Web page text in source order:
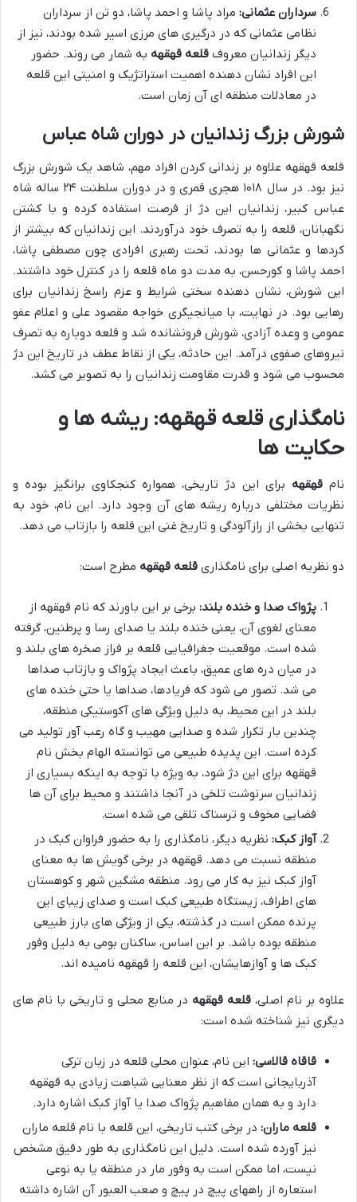
سرداران عثمانی: مراد پاشا و احمد پاشا، دو تن از سرداران
نظامی عثمانی که در درگیری های مرزی اسیر شده بودند، نیز از
دیگر زندانیان معروف قلعه قهقهه به شمار می روند. حضور
این افراد نشان دهنده اهمیت استراتژیک و امنیتی این قلعه
در معادلات منطقه ای آن زمان است.
شورش بزرگ زندانیان در دوران شاه عباس
قلعه قهقهه علاوه بر زندانی کردن افراد مهم، شاهد یک شورش بزرگ
نیز بود. در سال ۱۰۱۸ هجری قمری و در دوران سلطنت ۲۴ ساله شاه
عباس کبیر، زندانیان این دژ از فرصت استفاده کرده و با کشتن
نگهبانان، قلعه را به تصرف خود درآوردند. این زندانیان که بیشتر از
کردها و عثمانی ها بودند، تحت رهبری افرادی چون مصطفی پاشا،
احمد پاشا و کورحسن، به مدت دو ماه قلعه را در کنترل خود داشتند.
این شورش، نشان دهنده سختی شرایط و عزم راسخ زندانیان برای
رهایی بود. در نهایت، با میانجیگری خواجه مقصود علی و اعلام عفو
عمومی و وعده آزادی، شورش فرونشانده شد و قلعه دوباره به تصرف
نیروهای صفوی درآمد. این حادثه، یکی از نقاط عطف در تاریخ این دژ
محسوب می شود و قدرت مقاومت زندانیان را به تصویر می کشد.
نامگذاری قلعه قهقهه: ریشه ها و
حکایت ها
نام قهقهه برای این دژ تاریخی، همواره کنجکاوی برانگیز بوده و
نظریات مختلفی درباره ریشه های آن وجود دارد. این نام، خود به
تنهایی بخشی از رازآلودگی و تاریخ غنی این قلعه را بازتاب می دهد.
دو نظریه اصلی برای نامگذاری قلعه قهقهه مطرح است:
پژواک صدا و خنده بلند: برخی بر این باورند که نام قهقهه از
معنای لغوی آن، یعنی خنده بلند یا صدای رسا و پرطنين، گرفته
شده است. موقعیت جغرافیایی قلعه بر فراز صخره های بلند و
در میان دره های عمیق، باعث ایجاد پژواک و بازتاب صداها
می شد. تصور می شود که فریادها، صداها یا حتی خنده های
بلند در این محیط، به دلیل ویژگی های آکوستیکی منطقه،
چندین بار تکرار شده و صدایی مهیب و گاه رعب آور تولید می
کرده است. این پدیده طبیعی می توانسته الهام بخش نام
قهقهه برای این دژ شود، به ویژه با توجه به اینکه بسیاری از
زندانیان سرنوشت تلخی در آنجا داشتند و محیط برای آن ها
فضایی مخوف و ترسناک تلقی می شده است.
آواز کبک: نظریه دیگر، نامگذاری را به حضور فراوان کبک در
منطقه نسبت می دهد. قهقهه در برخی گویش ها به معنای
آواز کبک نیز به کار می رود. منطقه مشگین شهر و کوهستان
های اطراف، زیستگاه طبیعی کبک است و صدای زیبای این
پرنده ممکن است در گذشته، یکی از ویژگی های بارز طبیعی
منطقه بوده باشد. بر این اساس، ساکنان بومی به دلیل وفور
کبک ها و آوازهایشان، این قلعه را قهقهه نامیده اند.
علاوه بر نام اصلی، قلعه قهقهه در منابع محلی و تاریخی با نام های
دیگری نیز شناخته شده است:
قاقاه قالاسی: این نام، عنوان محلی قلعه در زبان ترکی
آذربایجانی است که از نظر معنایی شباهت زیادی به قهقهه
دارد و به همان مفاهیم پژواک صدا یا آواز کبک اشاره دارد.
قلعه ماران: در برخی کتب تاریخی، این قلعه با نام قلعه ماران
نیز آورده شده است. دلیل این نامگذاری به طور دقیق مشخص
نیست، اما ممکن است به وفور مار در منطقه یا به نوعی
استعاره از راههای پیچ در پیچ و صعب العبور آن اشاره داشته